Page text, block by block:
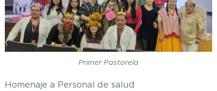
Primer Pastorela
Homenaje a Personal de salud